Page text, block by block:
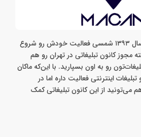
شرکت تبلیغاتی ماکان از سال ۱۳۹۳ شمسی فعالیت خودش رو شروع
سال ۱۳۹۶ تونسته مجوز کانون تبلیغاتی در تهران رو هم
رو به اون بسپارید. با این‌که ماکان
اینترنتی فعالیت داره اما در
می‌تونید از این کانون تبلیغاتی کمک